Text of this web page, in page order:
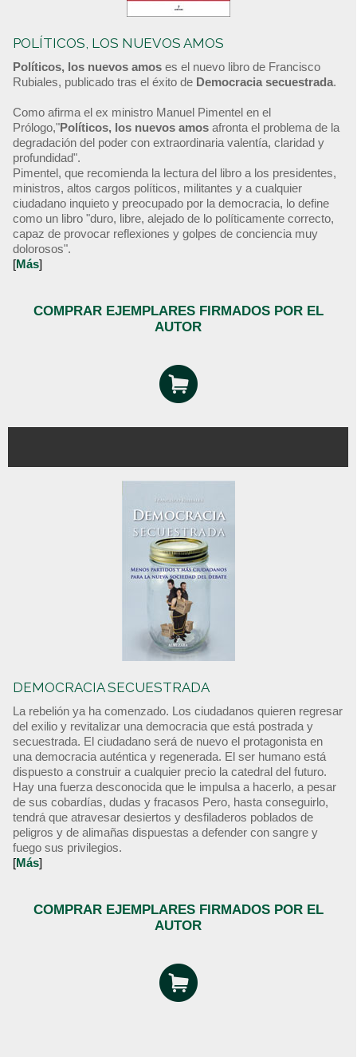
POLÍTICOS, LOS NUEVOS AMOS
Políticos, los nuevos amos es el nuevo libro de Francisco
Rubiales, publicado tras el éxito de Democracia secuestrada.
Como afirma el ex ministro Manuel Pimentel en el
Prólogo,"Políticos, los nuevos amos afronta el problema de la
degradación del poder con extraordinaria valentía, claridad y
profundidad".
Pimentel, que recomienda la lectura del libro a los presidentes,
ministros, altos cargos políticos, militantes y a cualquier
ciudadano inquieto y preocupado por la democracia, lo define
como un libro "duro, libre, alejado de lo políticamente correcto,
capaz de provocar reflexiones y golpes de conciencia muy
dolorosos".
[Más]
COMPRAR EJEMPLARES FIRMADOS POR EL
AUTOR
DEMOCRACIA SECUESTRADA
La rebelión ya ha comenzado. Los ciudadanos quieren regresar
del exilio y revitalizar una democracia que está postrada y
secuestrada. El ciudadano será de nuevo el protagonista en
una democracia auténtica y regenerada. El ser humano está
dispuesto a construir a cualquier precio la catedral del futuro.
Hay una fuerza desconocida que le impulsa a hacerlo, a pesar
de sus cobardías, dudas y fracasos Pero, hasta conseguirlo,
tendrá que atravesar desiertos y desfiladeros poblados de
peligros y de alimañas dispuestas a defender con sangre y
fuego sus privilegios.
[Más]
COMPRAR EJEMPLARES FIRMADOS POR EL
AUTOR